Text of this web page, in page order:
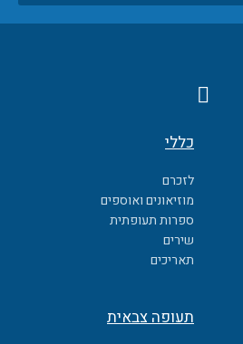
F
a
כללי
לזכרם
מוזיאונים ואוספים
ספרות תעופתית
שירים
תאריכים
תעופה צבאית